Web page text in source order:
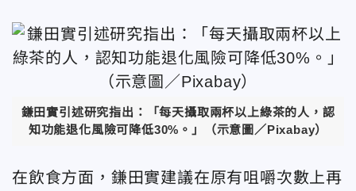
鎌田實引述研究指出：「每天攝取兩杯以上綠茶的人，認
知功能退化風險可降低30%。」
（示意圖／Pixabay）
在飲食方面，鎌田實建議在原有咀嚼次數上再